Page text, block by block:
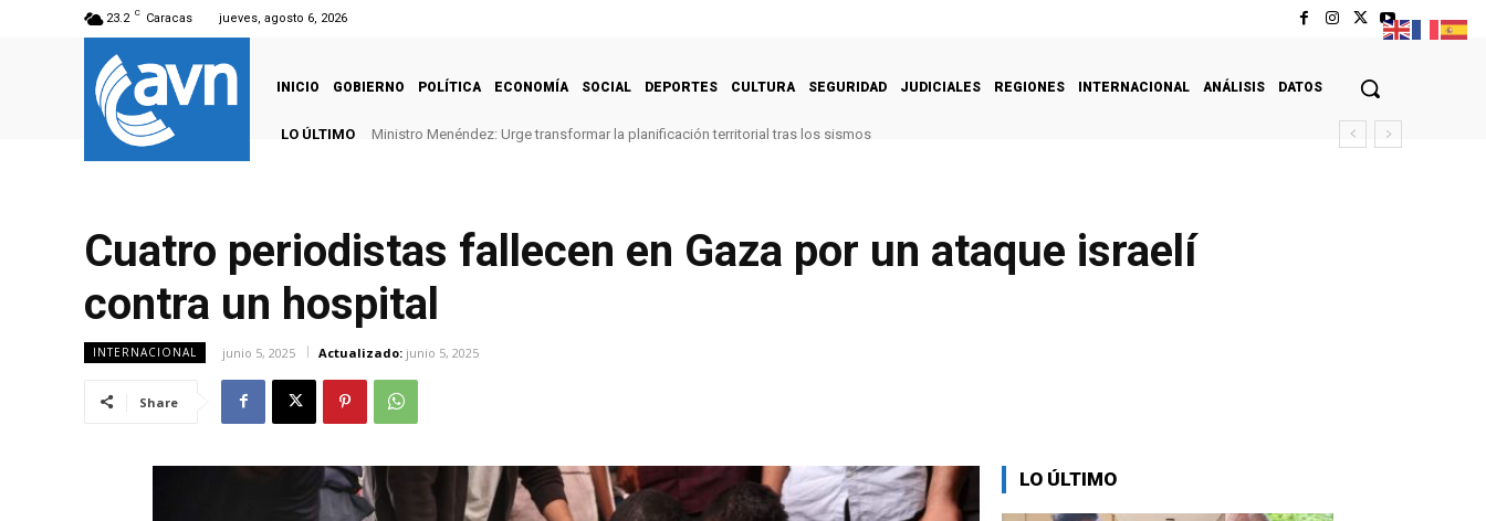
23.2 C Caracas jueves, agosto 6, 2026
INICIO GOBIERNO POLÍTICA ECONOMÍA SOCIAL DEPORTES CULTURA SEGURIDAD JUDICIALES REGIONES INTERNACIONAL ANÁLISIS DATOS
LO ÚLTIMO Ministro Menéndez: Urge transformar la planificación territorial tras los sismos
Cuatro periodistas fallecen en Gaza por un ataque israelí
contra un hospital
INTERNACIONAL junio 5, 2025 Actualizado: junio 5, 2025
Share
LO ÚLTIMO